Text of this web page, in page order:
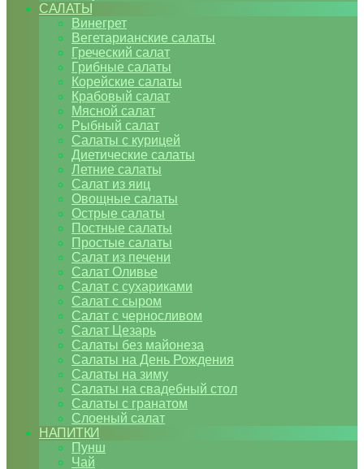
САЛАТЫ
Винегрет
Вегетарианские салаты
Греческий салат
Грибные салаты
Корейские салаты
Крабовый салат
Мясной салат
Рыбный салат
Салаты с курицей
Диетические салаты
Летние салаты
Салат из яиц
Овощные салаты
Острые салаты
Постные салаты
Простые салаты
Салат из печени
Салат Оливье
Салат с сухариками
Салат с сыром
Салат с черносливом
Салат Цезарь
Салаты без майонеза
Салаты на День Рождения
Салаты на зиму
Салаты на свадебный стол
Салаты с гранатом
Слоеный салат
НАПИТКИ
Пунш
Чай